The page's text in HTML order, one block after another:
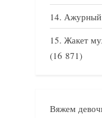
Ажурный
Жакет
(16 871)
Вяжем